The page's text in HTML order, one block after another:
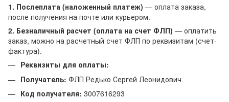
1. Послеплата (наложенный платеж) — оплата заказа,
после получения на почте или курьером.
2. Безналичный расчет (оплата на счет ФЛП) — оплатить
заказ, можно на расчетный счет ФЛП по реквизитам (счет-
фактура).
Реквизиты для оплаты:
Получатель: ФЛП Редько Сергей Леонидович
Код получателя: 3007616293